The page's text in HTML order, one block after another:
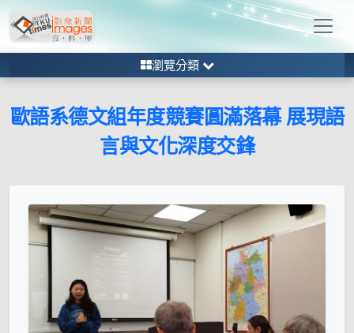
瀏覽分類
歐語系德文組年度競賽圓滿落幕 展現語
言與文化深度交鋒